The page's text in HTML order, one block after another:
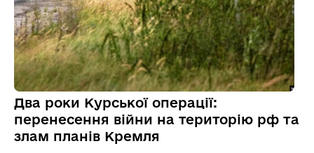
Два роки Курської операції:
перенесення війни на територію рф та
злам планів Кремля